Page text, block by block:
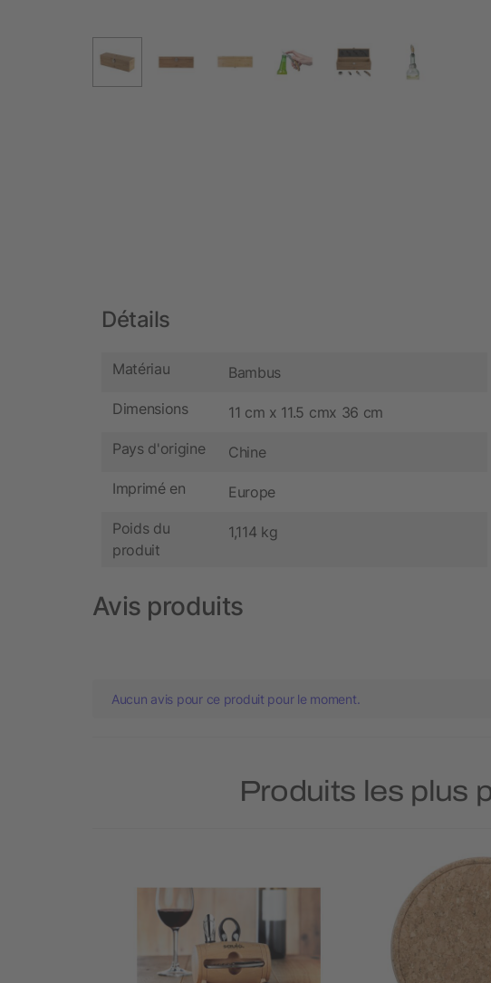
Détails
Matériau Bambus
Dimensions 11 cm x 11.5 cmx 36 cm
Pays d'origine Chine
Imprimé en Europe
Poids du
produit
1,114 kg
Avis produits
Aucun avis pour ce produit pour le moment.
Produits les plus